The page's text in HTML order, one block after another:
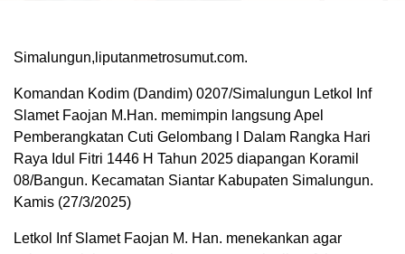
Simalungun,liputanmetrosumut.com.
Komandan Kodim (Dandim) 0207/Simalungun Letkol Inf
Slamet Faojan M.Han. memimpin langsung Apel
Pemberangkatan Cuti Gelombang l Dalam Rangka Hari
Raya Idul Fitri 1446 H Tahun 2025 diapangan Koramil
08/Bangun. Kecamatan Siantar Kabupaten Simalungun.
Kamis (27/3/2025)
Letkol Inf Slamet Faojan M. Han. menekankan agar